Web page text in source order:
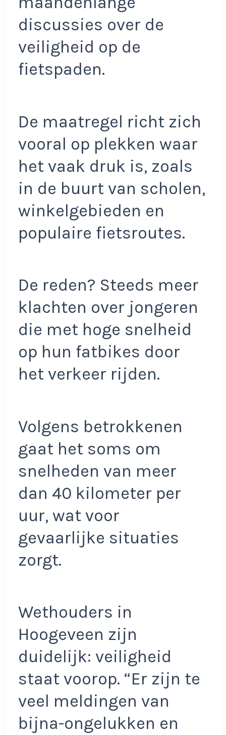
discussies over de
veiligheid op de
fietspaden.
De maatregel richt zich
vooral op plekken waar
het vaak druk is, zoals
in de buurt van scholen,
winkelgebieden en
populaire fietsroutes.
De reden? Steeds meer
klachten over jongeren
die met hoge snelheid
op hun fatbikes door
het verkeer rijden.
Volgens betrokkenen
gaat het soms om
snelheden van meer
dan 40 kilometer per
uur, wat voor
gevaarlijke situaties
zorgt.
Wethouders in
Hoogeveen zijn
duidelijk: veiligheid
staat voorop. “Er zijn te
veel meldingen van
bijna-ongelukken en